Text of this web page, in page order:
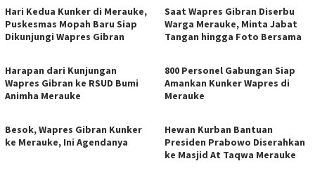
Hari Kedua Kunker di Merauke,
Puskesmas Mopah Baru Siap
Dikunjungi Wapres Gibran
Saat Wapres Gibran Diserbu
Warga Merauke, Minta Jabat
Tangan hingga Foto Bersama
Harapan dari Kunjungan
Wapres Gibran ke RSUD Bumi
Animha Merauke
800 Personel Gabungan Siap
Amankan Kunker Wapres di
Merauke
Besok, Wapres Gibran Kunker
ke Merauke, Ini Agendanya
Hewan Kurban Bantuan
Presiden Prabowo Diserahkan
ke Masjid At Taqwa Merauke